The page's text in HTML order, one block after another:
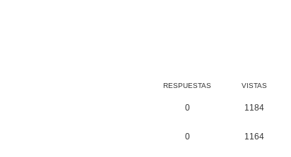
RESPUESTAS VISTAS
0 1184
0 1164